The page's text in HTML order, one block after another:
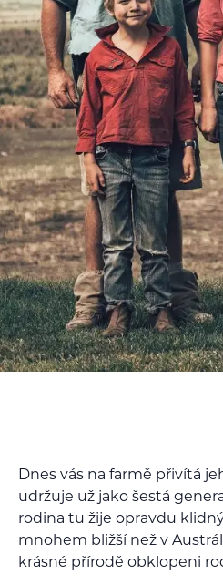
Dnes vás na farmě přivítá
udržuje už jako šestá
rodina tu žije opravdu
mnohem bližší než v
krásné přírodě obklopeni